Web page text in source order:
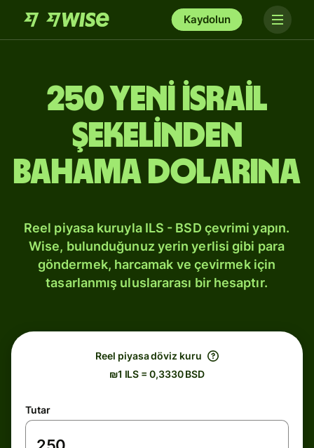
Kaydolun
250 Yeni İsrail
şekelinden
Bahama dolarına
Reel piyasa kuruyla ILS - BSD çevrimi yapın.
Wise, bulunduğunuz yerin yerlisi gibi para
göndermek, harcamak ve çevirmek için
tasarlanmış uluslararası bir hesaptır.
Reel piyasa döviz kuru
₪1 ILS = 0,3330 BSD
Tutar